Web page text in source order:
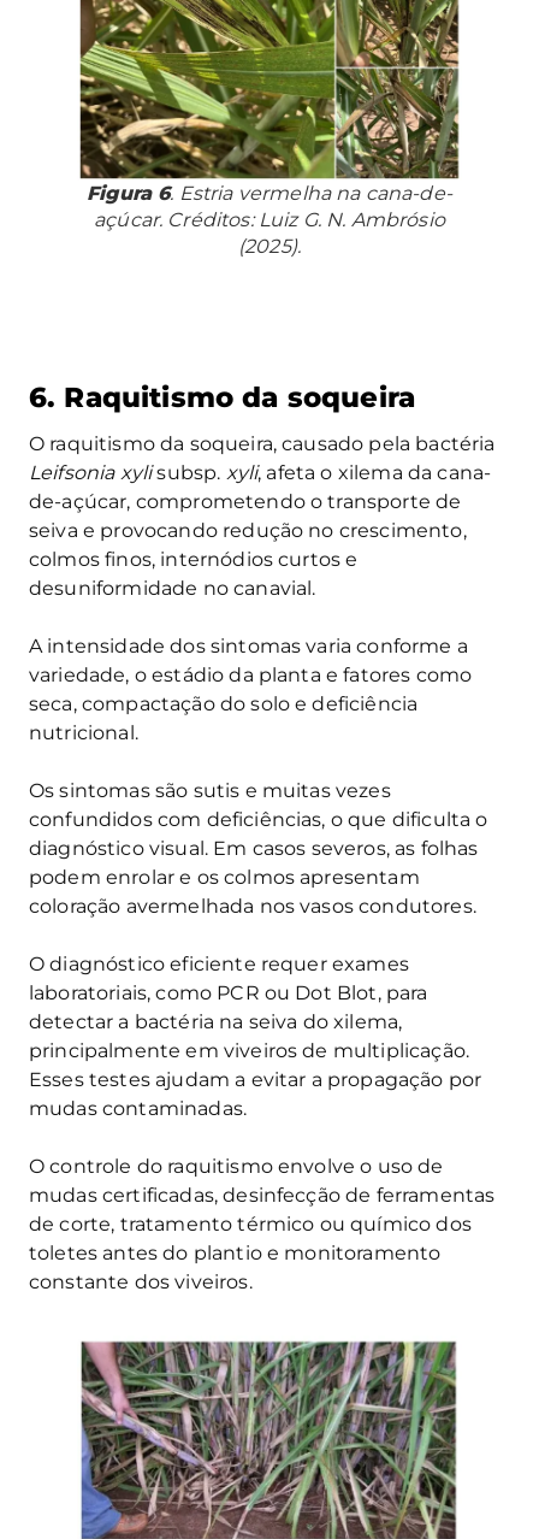
Figura 6. Estria vermelha na cana-de-
açúcar. Créditos: Luiz G. N. Ambrósio
(2025).
6. Raquitismo da soqueira
O raquitismo da soqueira, causado pela bactéria
Leifsonia xylisubsp. xyli, afeta o xilema da cana-
de-açúcar, comprometendo o transporte de
seiva e provocando redução no crescimento,
colmos finos, internódios curtos e
desuniformidade no canavial.
A intensidade dos sintomas varia conforme a
variedade, o estádio da planta e fatores como
seca, compactação do solo e deficiência
nutricional.
Os sintomas são sutis e muitas vezes
confundidos com deficiências, o que dificulta o
diagnóstico visual. Em casos severos, as folhas
podem enrolar e os colmos apresentam
coloração avermelhada nos vasos condutores.
O diagnóstico eficiente requer exames
laboratoriais, como PCR ou Dot Blot, para
detectar a bactéria na seiva do xilema,
principalmente em viveiros de multiplicação.
Esses testes ajudam a evitar a propagação por
mudas contaminadas.
O controle do raquitismo envolve o uso de
mudas certificadas, desinfecção de ferramentas
de corte, tratamento térmico ou químico dos
toletes antes do plantio e monitoramento
constante dos viveiros.